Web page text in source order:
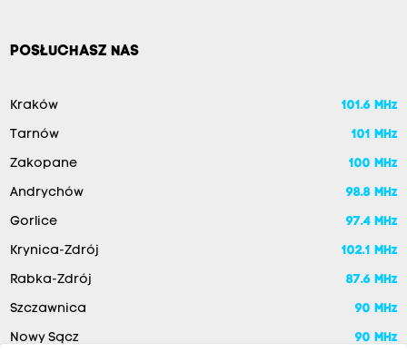
POSŁUCHASZ NAS
Kraków 101.6 MHz
Tarnów 101 MHz
Zakopane 100 MHz
Andrychów 98.8 MHz
Gorlice 97.4 MHz
Krynica-Zdrój 102.1 MHz
Rabka-Zdrój 87.6 MHz
Szczawnica 90 MHz
Nowy Sącz 90 MHz